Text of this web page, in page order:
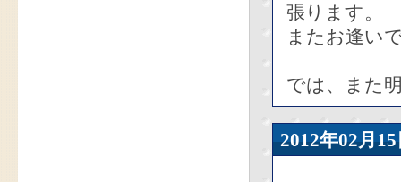
張ります。
またお逢い
では、また
2012年02